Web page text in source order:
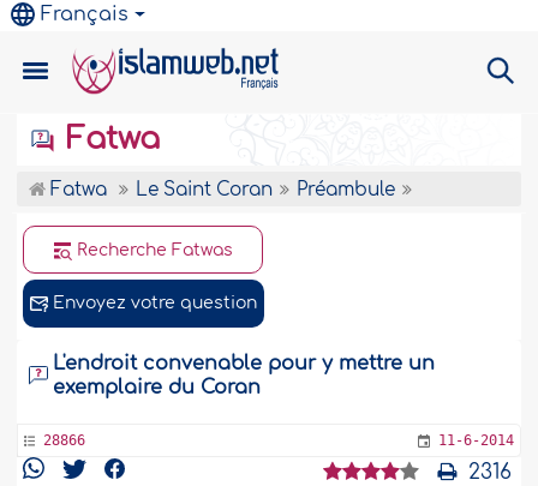
Français
Fatwa
Fatwa Le Saint Coran Préambule
Recherche Fatwas
Envoyez votre question
L'endroit convenable pour y mettre un
exemplaire du Coran
28866 11-6-2014
2316